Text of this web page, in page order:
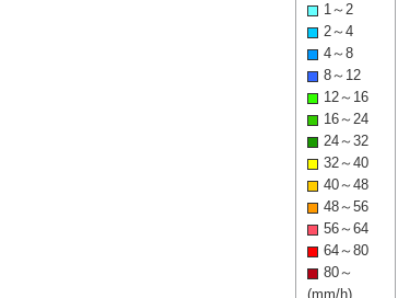
1～2
2～4
4～8
8～12
12～16
16～24
24～32
32～40
40～48
48～56
56～64
64～80
80～
(mm/h)